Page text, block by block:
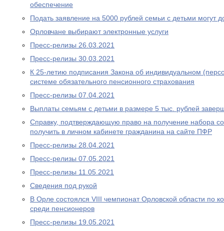
обеспечение
Подать заявление на 5000 рублей семьи с детьми могут
Орловчане выбирают электронные услуги
Пресс-релизы 26.03.2021
Пресс-релизы 30.03.2021
К 25-летию подписания Закона об индивидуальном
системе обязательного пенсионного страхования
Пресс-релизы 07.04.2021
Выплаты семьям с детьми в размере 5 тыс. рублей
Справку, подтверждающую право на получение набора
получить в личном кабинете гражданина на сайте ПФР
Пресс-релизы 28.04.2021
Пресс-релизы 07.05.2021
Пресс-релизы 11.05.2021
Сведения под рукой
В Орле состоялся VIII чемпионат Орловской области по
среди пенсионеров
Пресс-релизы 19.05.2021